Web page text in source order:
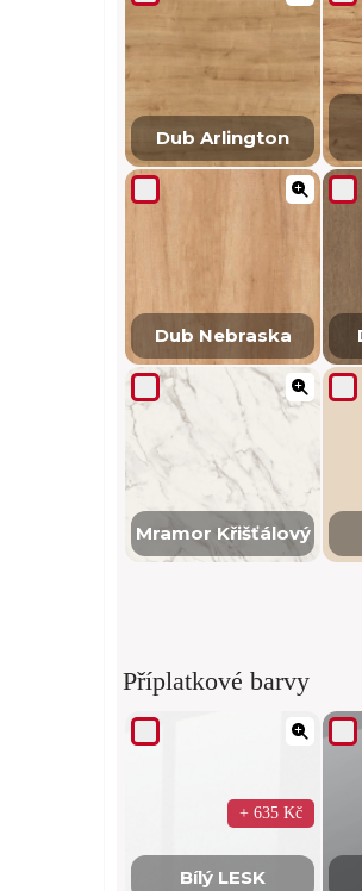
Dub Arlington
Dub Nebraska
Mramor Křišťálový
Příplatkové barvy
Bílý LESK
+ 635 Kč